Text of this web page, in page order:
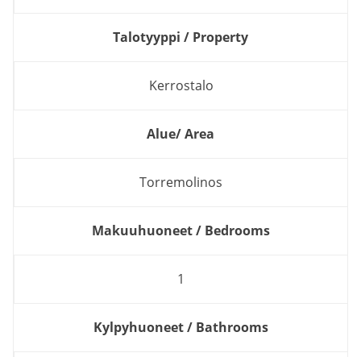
Talotyyppi / Property
Kerrostalo
Alue/ Area
Torremolinos
Makuuhuoneet / Bedrooms
1
Kylpyhuoneet / Bathrooms